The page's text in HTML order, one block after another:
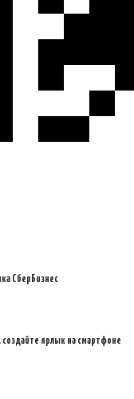
СберБизнес
ярлык на смартфоне